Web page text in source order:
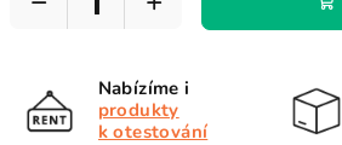
Nabízíme i
produkty
k otestování